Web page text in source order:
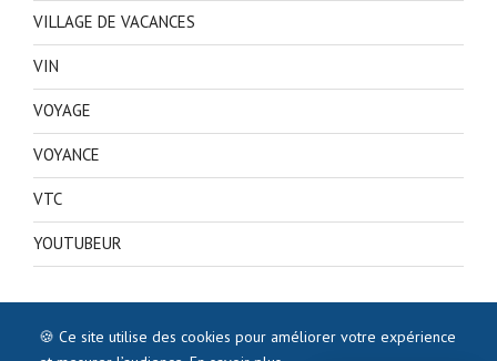
VILLAGE DE VACANCES
VIN
VOYAGE
VOYANCE
VTC
YOUTUBEUR
🍪 Ce site utilise des cookies pour améliorer votre expérience